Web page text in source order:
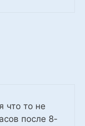
что то не
после 8-